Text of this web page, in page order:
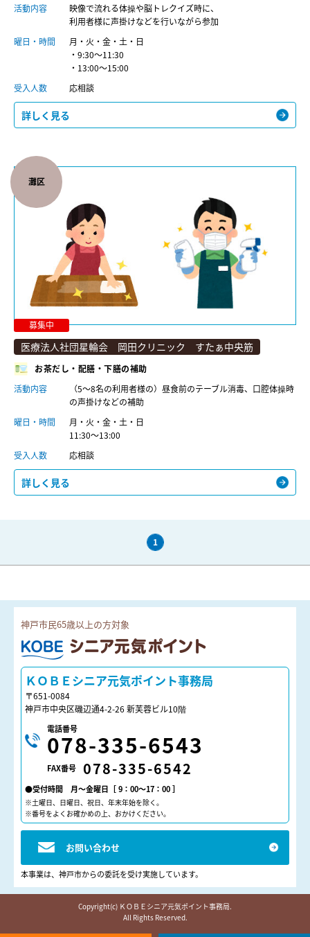
活動内容
映像で流れる体操や脳トレクイズ時に、
利用者様に声掛けなどを行いながら参加
曜日・時間
月・火・金・土・日
・9:30〜11:30
・13:00〜15:00
受入人数
応相談
詳しく見る
灘区
募集中
医療法人社団星輪会 岡田クリニック すたぁ中央筋
お茶だし・配膳・下膳の補助
活動内容
（5～8名の利用者様の）昼食前のテーブル消毒、口腔体操時
の声掛けなどの補助
曜日・時間
月・火・金・土・日
11:30〜13:00
受入人数
応相談
詳しく見る
1
神戸市民65歳以上の方対象
ＫＯＢＥシニア元気ポイント
ＫＯＢＥシニア元気ポイント事務局
〒651-0084
神戸市中央区磯辺通4-2-26 新芙蓉ビル10階
電話番号
078-335-6543
FAX番号 078-335-6542
●受付時間 月～金曜日［ 9：00～17：00 ］
※土曜日、日曜日、祝日、年末年始を除く。
※番号をよくお確かめの上、おかけください。
お問い合わせ
本事業は、神戸市からの委託を受け実施しています。
Copyright(c) ＫＯＢＥシニア元気ポイント事務局.
All Rights Reserved.